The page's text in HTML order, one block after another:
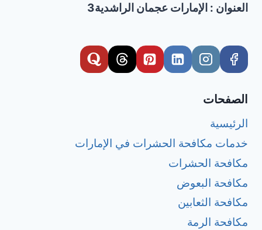
العنوان : الإمارات عجمان الراشدية3
الصفحات
الرئيسية
خدمات مكافحة الحشرات في الإمارات
مكافحة الحشرات
مكافحة البعوض
مكافحة الثعابين
مكافحة الرمة